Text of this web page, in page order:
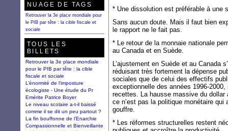
* Une dissolution est préférable à une
Sans aucun doute. Mais il faut bien
le rapport ne le fait pas.
* Le retour de la monnaie nationale
au Canada et en Suède.
L’ajustement en Suède et au Canada
réduisant très fortement la dépense
sociales que de celui des effectifs
exceptionnelle des années 1996-
recettes. La hausse massive du
ce n’est pas la politique monétaire
gouffre.
* Les réformes structurelles restent
NUAGE DE TAGS
Retrouver la 3e place mondiale pour
le PIB par tête : la cible fiscale et
sociale
TOUS LES
BILLETS
Retrouver la 3e place mondiale
pour le PIB par tête : la cible
fiscale et sociale
L’énormité de l’imposture
écologiste - Une étude du Pr
Emérite Patrice Boyer
Le niveau scolaire a-t-il baissé
comme il se dit un peu partout ?
La fin bouffonne de l’Enarchie
Compassionnelle et Bienveillante